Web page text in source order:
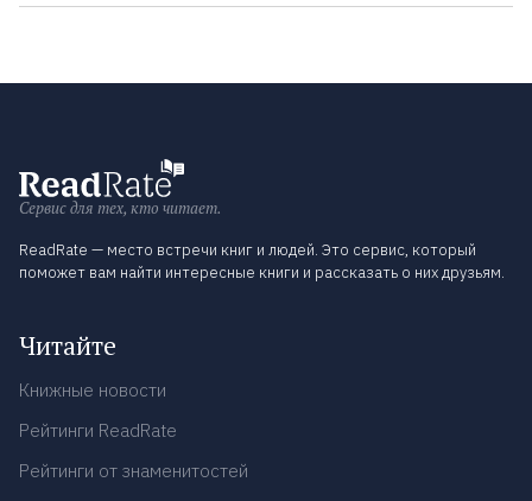
Сервис для тех, кто читает.
ReadRate — место встречи книг и людей. Это сервис, который
поможет вам найти интересные книги и рассказать о них друзьям.
Читайте
Книжные новости
Рейтинги ReadRate
Рейтинги от знаменитостей